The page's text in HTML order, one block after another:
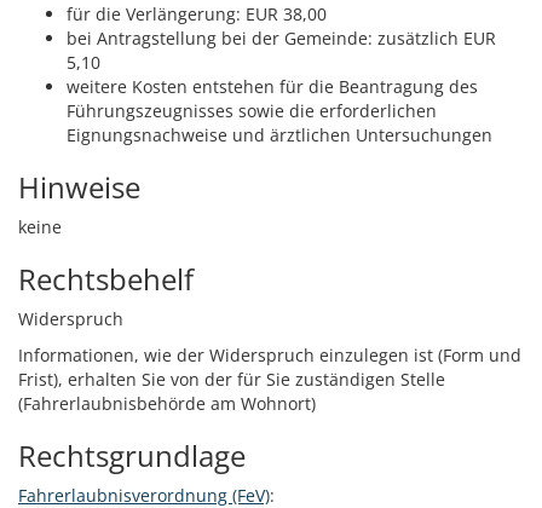
für die Verlängerung: EUR 38,00
bei Antragstellung bei der Gemeinde: zusätzlich EUR
5,10
weitere Kosten entstehen für die Beantragung des
Führungszeugnisses sowie die erforderlichen
Eignungsnachweise und ärztlichen Untersuchungen
Hinweise
keine
Rechtsbehelf
Widerspruch
Informationen, wie der Widerspruch einzulegen ist (Form und
Frist), erhalten Sie von der für Sie zuständigen Stelle
(Fahrerlaubnisbehörde am Wohnort)
Rechtsgrundlage
Fahrerlaubnisverordnung (FeV):